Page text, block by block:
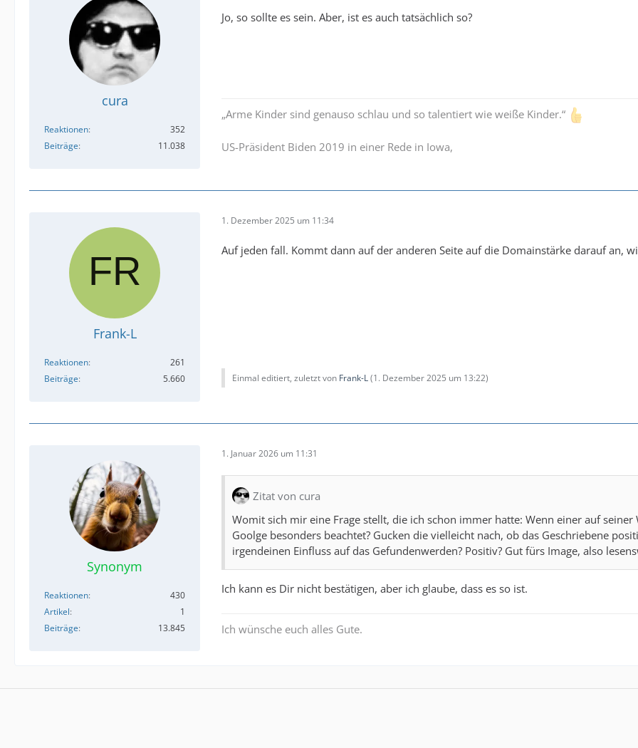
cura
Reaktionen
352
Beiträge
11.038
Jo, so sollte es sein. Aber, ist es auch tatsächlich so?
„Arme Kinder sind genauso schlau und so talentiert wie weiße Kinder.“
US-Präsident Biden 2019 in einer Rede in Iowa,
Frank-L
Reaktionen
261
Beiträge
5.660
1. Dezember 2025 um 11:34
Auf jeden fall. Kommt dann auf der anderen Seite auf die Domainstärke darauf an,
Einmal editiert, zuletzt von Frank-L(1. Dezember 2025 um 13:22)
Synonym
Reaktionen
430
Artikel
1
Beiträge
13.845
1. Januar 2026 um 11:31
Zitat von cura
Womit sich mir eine Frage stellt, die ich schon immer hatte: Wenn einer auf
Goolge besonders beachtet? Gucken die vielleicht nach, ob das Geschriebene
irgendeinen Einfluss auf das Gefundenwerden? Positiv? Gut fürs Image, also
Ich kann es Dir nicht bestätigen, aber ich glaube, dass es so ist.
Ich wünsche euch alles Gute.